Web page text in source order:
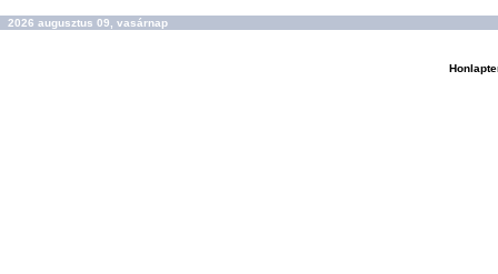
2026 augusztus 09, vasárnap